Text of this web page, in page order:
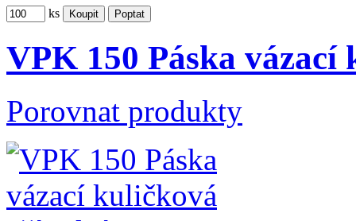
ks
VPK 150 Páska
Porovnat produkty